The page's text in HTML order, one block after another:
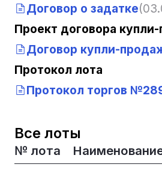
Договор о задатке
Проект договора
Договор купли-
Протокол лота
Протокол торгов
Все лоты
№ лота